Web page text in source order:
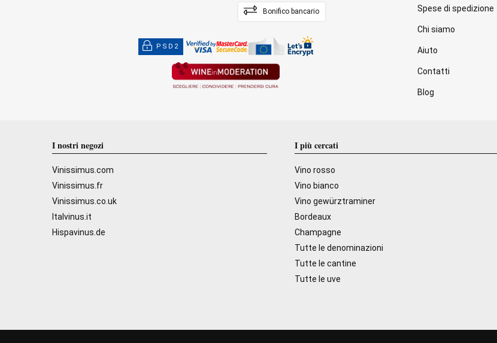
Bonifico bancario
PSD2
Spese di spedizione
Chi siamo
Aiuto
Contatti
Blog
I nostri negozi
Vinissimus.com
Vinissimus.fr
Vinissimus.co.uk
Italvinus.it
Hispavinus.de
I più cercati
Vino rosso
Vino bianco
Vino gewürztraminer
Bordeaux
Champagne
Tutte le denominazioni
Tutte le cantine
Tutte le uve